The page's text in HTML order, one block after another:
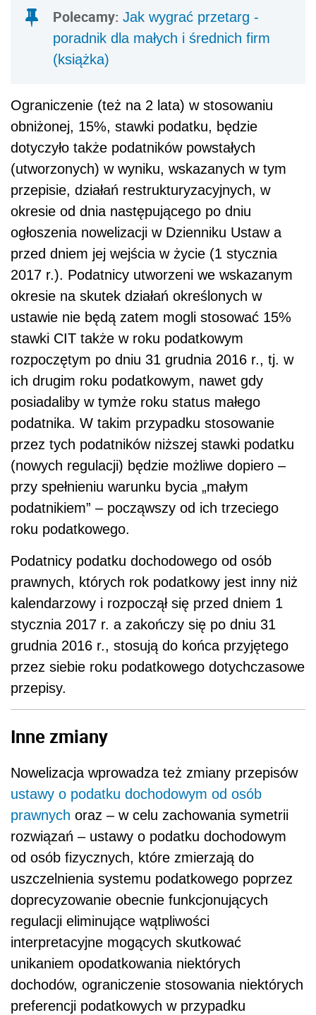
Polecamy: Jak wygrać przetarg -
poradnik dla małych i średnich firm
(książka)
Ograniczenie (też na 2 lata) w stosowaniu
obniżonej, 15%, stawki podatku, będzie
dotyczyło także podatników powstałych
(utworzonych) w wyniku, wskazanych w tym
przepisie, działań restrukturyzacyjnych, w
okresie od dnia następującego po dniu
ogłoszenia nowelizacji w Dzienniku Ustaw a
przed dniem jej wejścia w życie (1 stycznia
2017 r.). Podatnicy utworzeni we wskazanym
okresie na skutek działań określonych w
ustawie nie będą zatem mogli stosować 15%
stawki CIT także w roku podatkowym
rozpoczętym po dniu 31 grudnia 2016 r., tj. w
ich drugim roku podatkowym, nawet gdy
posiadaliby w tymże roku status małego
podatnika. W takim przypadku stosowanie
przez tych podatników niższej stawki podatku
(nowych regulacji) będzie możliwe dopiero –
przy spełnieniu warunku bycia „małym
podatnikiem” – począwszy od ich trzeciego
roku podatkowego.
Podatnicy podatku dochodowego od osób
prawnych, których rok podatkowy jest inny niż
kalendarzowy i rozpoczął się przed dniem 1
stycznia 2017 r. a zakończy się po dniu 31
grudnia 2016 r., stosują do końca przyjętego
przez siebie roku podatkowego dotychczasowe
przepisy.
Inne zmiany
Nowelizacja wprowadza też zmiany przepisów
ustawy o podatku dochodowym od osób
prawnych oraz – w celu zachowania symetrii
rozwiązań – ustawy o podatku dochodowym
od osób fizycznych, które zmierzają do
uszczelnienia systemu podatkowego poprzez
doprecyzowanie obecnie funkcjonujących
regulacji eliminujące wątpliwości
interpretacyjne mogących skutkować
unikaniem opodatkowania niektórych
dochodów, ograniczenie stosowania niektórych
preferencji podatkowych w przypadku